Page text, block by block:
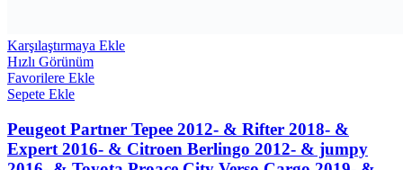
Karşılaştırmaya Ekle
Hızlı Görünüm
Favorilere Ekle
Sepete Ekle
Peugeot Partner Tepee 2012- & Rifter 2018- &
Expert 2016- & Citroen Berlingo 2012- & jumpy